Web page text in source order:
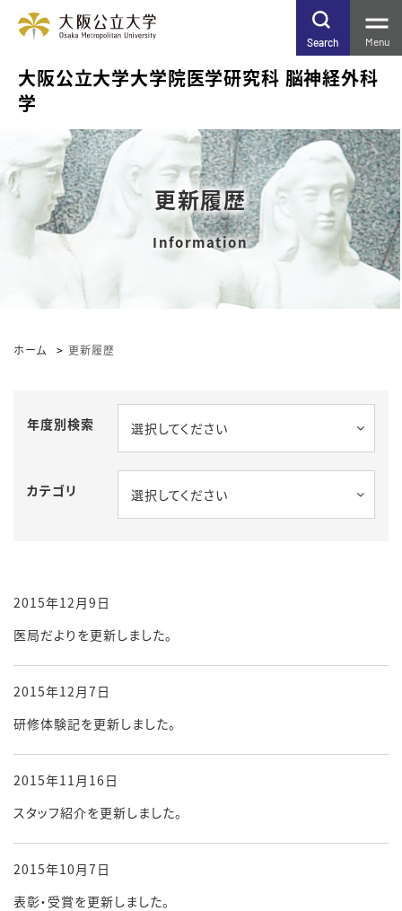
大阪公立大学大学院医学研究科 脳神経外科
学
Search Menu
更新履歴
ホーム 更新履歴
年度別検索 選択してください
カテゴリ 選択してください
2015年12月9日
医局だよりを更新しました。
2015年12月7日
研修体験記を更新しました。
2015年11月16日
スタッフ紹介を更新しました。
2015年10月7日
表彰・受賞を更新しました。